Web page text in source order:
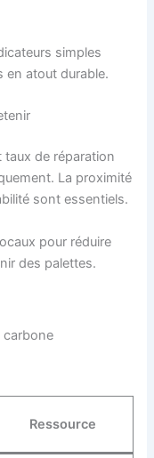
simples
en atout durable.
taux de réparation
La proximité
sont essentiels.
pour réduire
des palettes.
carbone
Ressource